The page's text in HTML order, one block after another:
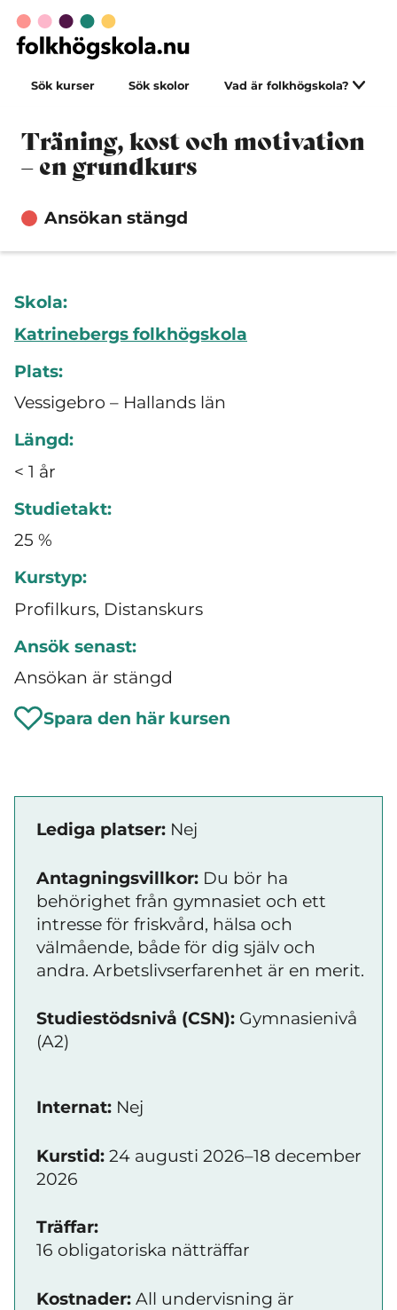
Sök kurser Sök skolor Vad är folkhögskola?
Träning, kost och motivation
– en grundkurs
Ansökan stängd
Skola:
Katrinebergs folkhögskola
Plats:
Vessigebro – Hallands län
Längd:
< 1 år
Studietakt:
25 %
Kurstyp:
Profilkurs, Distanskurs
Ansök senast:
Ansökan är stängd
Spara den här kursen
Lediga platser: Nej
Antagningsvillkor: Du bör ha
behörighet från gymnasiet och ett
intresse för friskvård, hälsa och
välmående, både för dig själv och
andra. Arbetslivserfarenhet är en merit.
Studiestödsnivå (CSN): Gymnasienivå
(A2)
Internat: Nej
Kurstid: 24 augusti 2026–18 december
2026
Träffar:
16 obligatoriska nätträffar
Kostnader: All undervisning är